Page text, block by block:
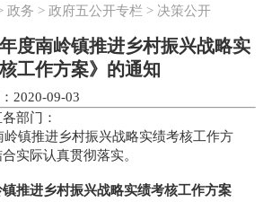
政务 > 政府五公开专栏 > 决策公开
度南岭镇推进乡村振兴战略实
工作方案》的通知
2020-09-03
部门：
镇推进乡村振兴战略实绩考核工作方
实际认真贯彻落实。
推进乡村振兴战略实绩考核工作方案